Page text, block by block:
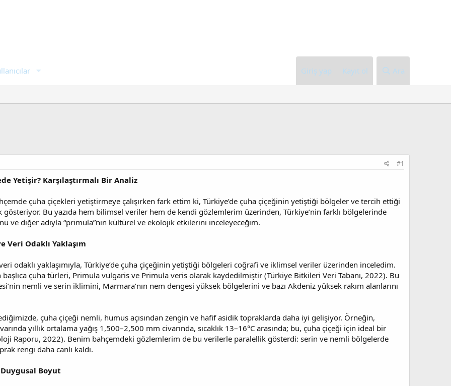
Giriş yap Kayıt ol Ara
#1
Yetişir? Karşılaştırmalı Bir Analiz
çuha çiçekleri yetiştirmeye çalışırken fark ettim ki, Türkiye’de çuha çiçeğinin yetiştiği bölgeler ve tercih ettiği
Bu yazıda hem bilimsel veriler hem de kendi gözlemlerim üzerinden, Türkiye’nin farklı bölgelerinde
ve diğer adıyla “primula”nın kültürel ve ekolojik etkilerini inceleyeceğim.
Odaklı Yaklaşım
odaklı yaklaşımıyla, Türkiye’de çuha çiçeğinin yetiştiği bölgeleri coğrafi ve iklimsel veriler üzerinden inceledim.
başlıca çuha türleri, Primula vulgaris ve Primula veris olarak kaydedilmiştir (Türkiye Bitkileri Veri Tabanı, 2022). Bu
nemli ve serin iklimini, Marmara’nın nem dengesi yüksek bölgelerini ve bazı Akdeniz yüksek rakım alanlarını
çuha çiçeği nemli, humus açısından zengin ve hafif asidik topraklarda daha iyi gelişiyor. Örneğin,
yıllık ortalama yağış 1,500–2,500 mm civarında, sıcaklık 13–16°C arasında; bu, çuha çiçeği için ideal bir
Raporu, 2022). Benim bahçemdeki gözlemlerim de bu verilerle paralellik gösterdi: serin ve nemli bölgelerde
rengi daha canlı kaldı.
Boyut